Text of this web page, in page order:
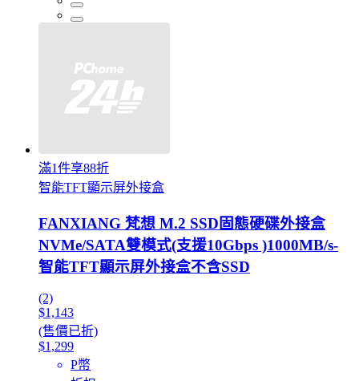
滿1件享88折
智能TFT顯示屏外接盒
FANXIANG 梵想 M.2 SSD固態硬碟外接盒
NVMe/SATA雙模式(支援10Gbps )1000MB/s-
智能TFT顯示屏外接盒不含SSD
(2)
$1,143
(售價已折)
$1,299
P幣